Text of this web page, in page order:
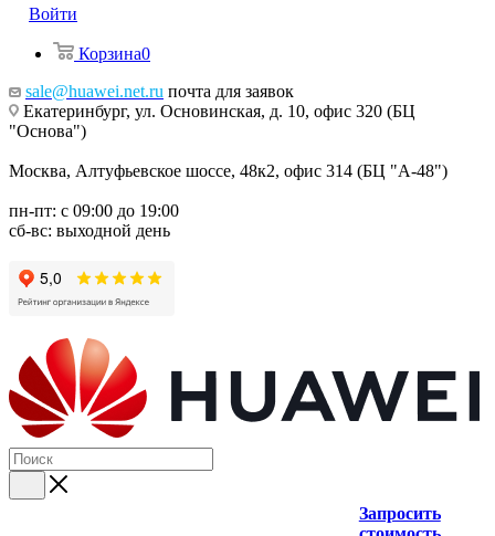
Войти
Корзина0
sale@huawei.net.ru почта для заявок
Екатеринбург, ул. Основинская, д. 10, офис 320 (БЦ
"Основа")
Москва, Алтуфьевское шоссе, 48к2, офис 314 (БЦ "А-48")
пн-пт: с 09:00 до 19:00
сб-вс: выходной день
Запросить